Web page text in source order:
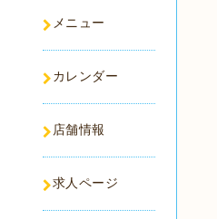
メニュー
カレンダー
店舗情報
求人ページ